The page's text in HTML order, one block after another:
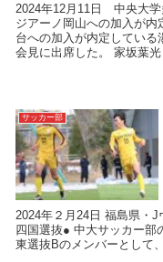
2024年12月11日 中央大学
ジアーノ岡山への加入が
台への加入が内定してい
会見に出席した。 家坂葉
サッカー部
2024年２月24日 福島県
四国選抜● 中大サッカー部
東選抜Bのメンバーとして